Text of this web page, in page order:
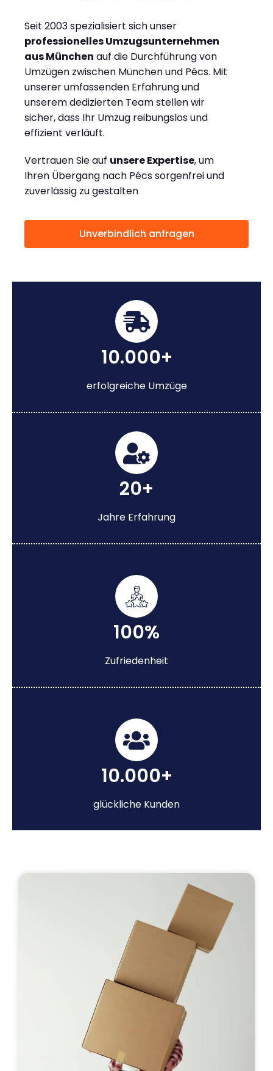
Seit 2003 spezialisiert sich unser
professionelles Umzugsunternehmen
aus München auf die Durchführung von
Umzügen zwischen München und Pécs. Mit
unserer umfassenden Erfahrung und
unserem dedizierten Team stellen wir
sicher, dass Ihr Umzug reibungslos und
effizient verläuft.
Vertrauen Sie auf unsere Expertise, um
Ihren Übergang nach Pécs sorgenfrei und
zuverlässig zu gestalten
Unverbindlich anfragen
10.000+
erfolgreiche Umzüge
20+
Jahre Erfahrung
100%
Zufriedenheit
10.000+
glückliche Kunden